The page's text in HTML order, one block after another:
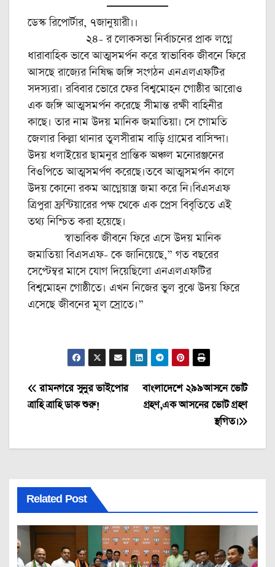
ডেস্ক রিপোর্টার, ৭জানুয়ারী।।
২৪- র লোকসভা নির্বাচনের প্রাক লগ্নে
ধারাবাহিক ভাবে আত্মসমর্পন করে স্বাভাবিক জীবনে ফিরে
আসছে রাজ্যের নিষিদ্ধ জঙ্গি সংগঠন এনএলএফটির
সদস্যরা। রবিবার ভোরে ফের বিশ্বমোহন গোষ্ঠীর আরোও
এক জঙ্গি আত্মসমর্পন করেছে সীমান্ত রক্ষী বাহিনীর
কাছে। তার নাম উদয় মানিক জমাতিয়া। সে গোমতি
জেলার কিল্লা থানার তুলসীরাম বাড়ি গ্রামের বাসিন্দা।
উদয় ধলাইয়ের ছামনুর প্রান্তিক অঞ্চল মনোরঞ্জনের
বিওপিতে আত্মসমর্পণ করেছে।তবে আত্মসমর্পন কালে
উদয় কোনো রকম আগ্নেয়াস্ত্র জমা করে নি।বিএসএফ
ত্রিপুরা ফ্রন্টিয়ারের পক্ষ থেকে এক প্রেস বিবৃতিতে এই
তথ্য নিশ্চিত করা হয়েছে।
স্বাভাবিক জীবনে ফিরে এসে উদয় মানিক
জমাতিয়া বিএসএফ- কে জানিয়েছে,” গত বছরের
সেপ্টেম্বর মাসে যোগ দিয়েছিলো এনএলএফটির
বিশ্বমোহন গোষ্ঠীতে। এখন নিজের ভুল বুঝে উদয় ফিরে
এসেছে জীবনের মূল স্রোতে।”
Post
navigation
বাংলাদেশে ২৯৯আসনে ভোট
গ্রহণ,এক আসনের ভোট গ্রহণ
স্থগিত।
রামনগরে সুনুর ভাইপোর
ত্রাহি ত্রাহি ডাক শুরু!
Related Post